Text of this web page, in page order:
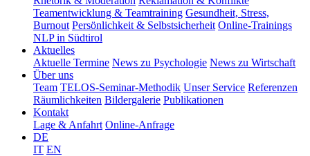
Teamentwicklung & Teamtraining Gesundheit, Stress,
Burnout Persönlichkeit & Selbstsicherheit Online-Trainings
NLP in Südtirol
Aktuelles
Aktuelle Termine News zu Psychologie News zu Wirtschaft
Über uns
Team TELOS-Seminar-Methodik Unser Service Referenzen
Räumlichkeiten Bildergalerie Publikationen
Kontakt
Lage & Anfahrt Online-Anfrage
DE
IT EN